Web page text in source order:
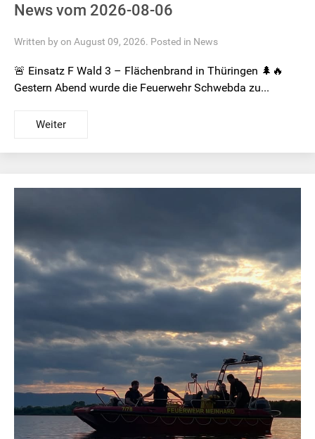
News vom 2026-08-06
Written by on August 09, 2026. Posted in News
🚨 Einsatz F Wald 3 – Flächenbrand in Thüringen 🌲🔥
Gestern Abend wurde die Feuerwehr Schwebda zu...
Weiter